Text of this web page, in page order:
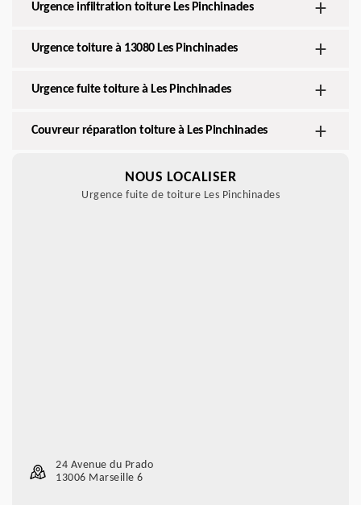
Urgence infiltration toiture Les Pinchinades
Urgence toiture à 13080 Les Pinchinades
Urgence fuite toiture à Les Pinchinades
Couvreur réparation toiture à Les Pinchinades
NOUS LOCALISER
Urgence fuite de toiture Les Pinchinades
24 Avenue du Prado
13006 Marseille 6